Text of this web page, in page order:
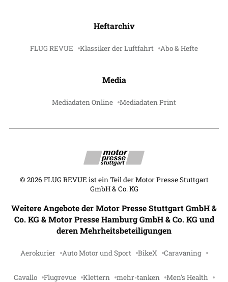
Heftarchiv
FLUG REVUE Klassiker der Luftfahrt Abo & Hefte
Media
Mediadaten Online Mediadaten Print
© 2026 FLUG REVUE ist ein Teil der Motor Presse Stuttgart
GmbH & Co. KG
Weitere Angebote der Motor Presse Stuttgart GmbH &
Co. KG & Motor Presse Hamburg GmbH & Co. KG und
deren Mehrheitsbeteiligungen
Aerokurier Auto Motor und Sport BikeX Caravaning
Cavallo Flugrevue Klettern mehr-tanken Men's Health